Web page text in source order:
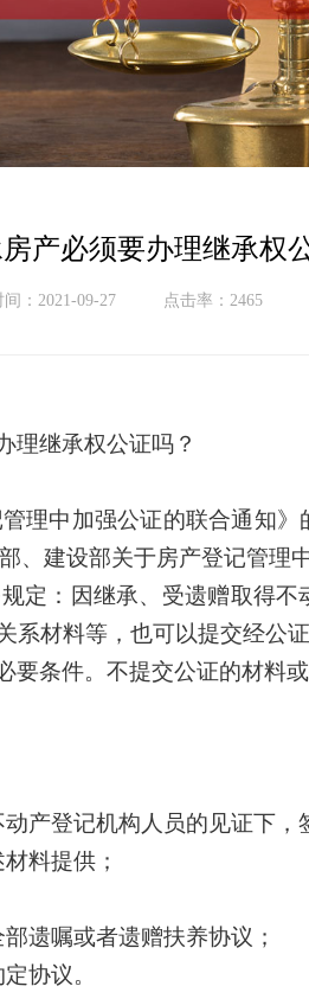
房产必须要办理继承权
间：2021-09-27 点击率：2465
理继承权公证吗？
理中加强公证的联合通知
、 建设部关于房产登记管理
定：因继承、受遗赠取得
材料等，也可以提交经公
条件。不提交公证的材料
产登记机构人员的见证下，
料提供；
遗嘱或者遗赠扶养协议；
协议。